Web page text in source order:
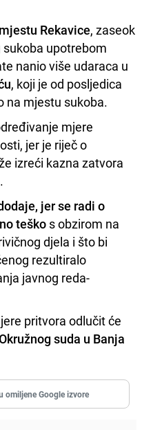
Rekavice, zaseok
sukoba upotrebom
nanio više udaraca u
, koji je od posljedica
na mjestu sukoba.
mjere
jer je riječ o
izreći kazna zatvora
jer se radi o
teško s obzirom na
djela i što bi
rezultiralo
javnog reda-
pritvora odlučit će
suda u Banja
omiljene Google izvore